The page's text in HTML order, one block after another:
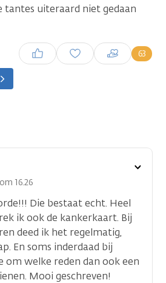
tantes uiteraard niet gedaan
63
Inloggen om een reactie te
plaatsen
16.26
Die bestaat echt. Heel
ik ook de kankerkaart. Bij
deed ik het regelmatig,
En soms inderdaad bij
om welke reden dan ook een
Mooi geschreven!
Toon